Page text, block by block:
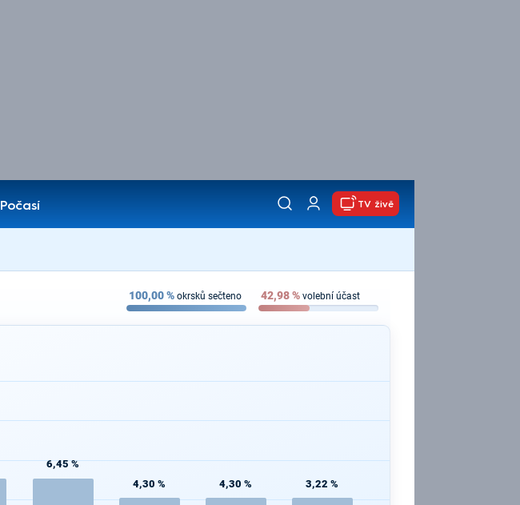
Počasí
TV živě
100,00% okrsků sečteno 42,98% volební účast
6,45 %
4,30 % 4,30 % 3,22 %